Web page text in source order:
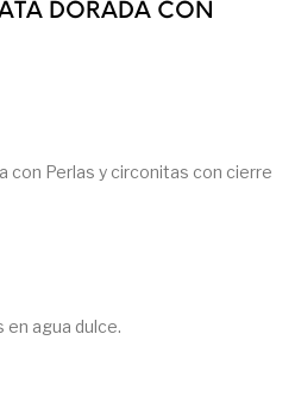
DORADA CON
con Perlas y circonitas con cierre
en agua dulce.